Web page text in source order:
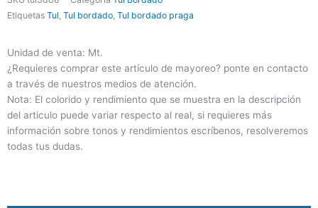
Etiquetas Tul, Tul bordado, Tul bordado praga
Unidad de venta: Mt.
¿Requieres comprar este artículo de mayoreo? ponte en contacto
a través de nuestros medios de atención.
Nota: El colorido y rendimiento que se muestra en la descripción
del articulo puede variar respecto al real, si requieres más
información sobre tonos y rendimientos escríbenos, resolveremos
todas tus dudas.